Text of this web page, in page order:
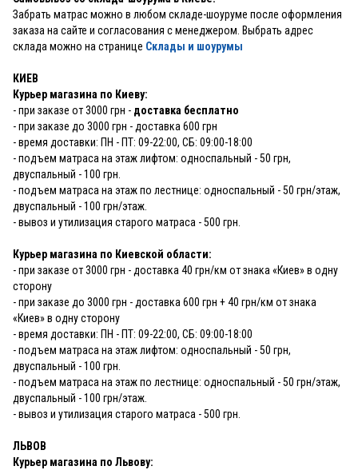
Забрать матрас можно в любом складе-шоуруме после оформления
заказа на сайте и согласования с менеджером. Выбрать адрес
склада можно на странице Склады и шоурумы
КИЕВ
Курьер магазина по Киеву:
- при заказе от 3000 грн - доставка бесплатно
- при заказе до 3000 грн - доставка 600 грн
- время доставки: ПН - ПТ: 09-22:00, СБ: 09:00-18:00
- подъем матраса на этаж лифтом: односпальный - 50 грн,
двуспальный - 100 грн.
- подъем матраса на этаж по лестнице: односпальный - 50 грн/этаж,
двуспальный - 100 грн/этаж.
- вывоз и утилизация старого матраса - 500 грн.
Курьер магазина по Киевской области:
- при заказе от 3000 грн - доставка 40 грн/км от знака «Киев» в одну
сторону
- при заказе до 3000 грн - доставка 600 грн + 40 грн/км от знака
«Киев» в одну сторону
- время доставки: ПН - ПТ: 09-22:00, СБ: 09:00-18:00
- подъем матраса на этаж лифтом: односпальный - 50 грн,
двуспальный - 100 грн.
- подъем матраса на этаж по лестнице: односпальный - 50 грн/этаж,
двуспальный - 100 грн/этаж.
- вывоз и утилизация старого матраса - 500 грн.
ЛЬВОВ
Курьер магазина по Львову: